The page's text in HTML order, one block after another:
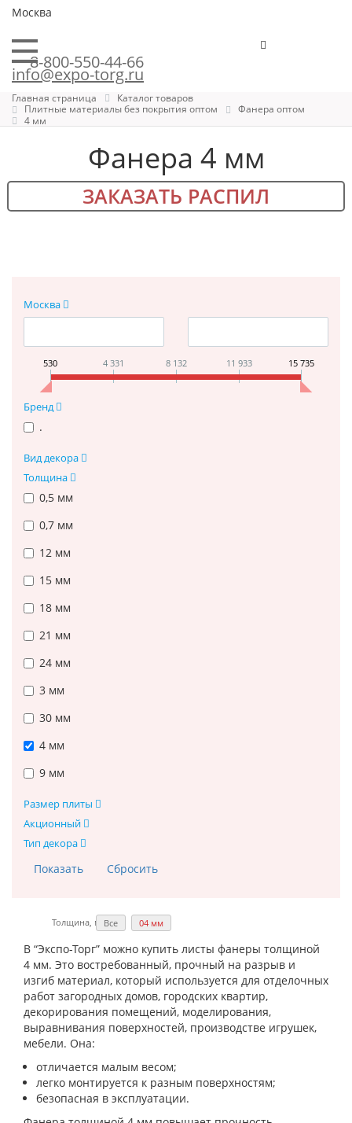
Москва
8-800-550-44-66
info@expo-torg.ru
Главная страница
Каталог товаров
Плитные материалы без покрытия оптом
Фанера оптом
4 мм
Фанера 4 мм
ЗАКАЗАТЬ РАСПИЛ
Москва
530 4 331 8 132 11 933 15 735
Бренд
.
Вид декора
Толщина
0,5 мм
0,7 мм
12 мм
15 мм
18 мм
21 мм
24 мм
3 мм
30 мм
4 мм
9 мм
Размер плиты
Акционный
Тип декора
Толщина, мм:Все 04 мм
В “Экспо-Торг” можно купить листы фанеры толщиной
4 мм. Это востребованный, прочный на разрыв и
изгиб материал, который используется для отделочных
работ загородных домов, городских квартир,
декорирования помещений, моделирования,
выравнивания поверхностей, производстве игрушек,
мебели. Она:
отличается малым весом;
легко монтируется к разным поверхностям;
безопасная в эксплуатации.